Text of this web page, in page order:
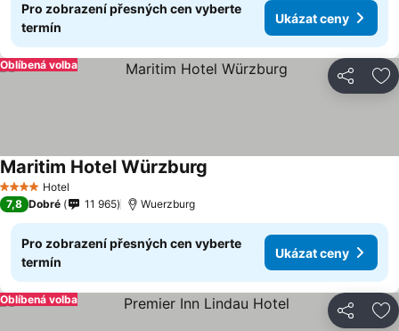
Pro zobrazení přesných cen vyberte
termín
Ukázat ceny
Sdílet
Oblíbená volba
4 Počet hvězdiček
Hotel
Maritim Hotel Würzburg
7,8 Dobré 11 965 Wuerzburg
Pro zobrazení přesných cen vyberte
termín
Ukázat ceny
Sdílet
Oblíbená volba